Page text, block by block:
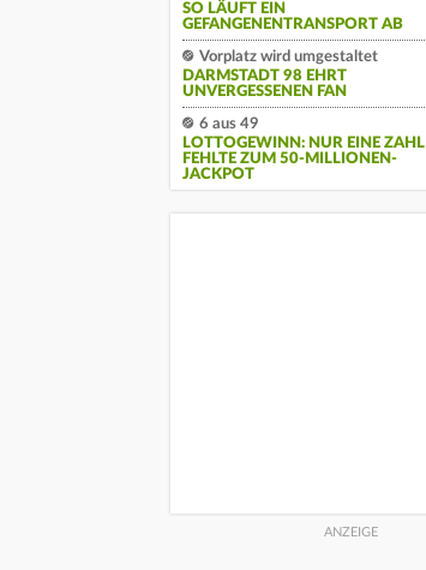
SO LÄUFT EIN
GEFANGENENTRANSPORT AB
Vorplatz wird umgestaltet
DARMSTADT 98 EHRT
UNVERGESSENEN FAN
6 aus 49
LOTTOGEWINN: NUR EINE ZAHL
FEHLTE ZUM 50-MILLIONEN-
JACKPOT